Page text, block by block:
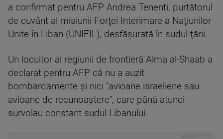
a confirmat pentru AFP Andrea Tenenti, purtătorul
de cuvânt al misiunii Forţei Interimare a Naţiunilor
Unite în Liban (UNIFIL), desfăşurată în sudul ţării.
Un locuitor al regiunii de frontieră Alma al-Shaab a
declarat pentru AFP că nu a auzit
bombardamente şi nici "avioane israeliene sau
avioane de recunoaştere", care până atunci
survolau constant sudul Libanului.